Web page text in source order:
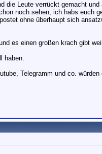
die Leute verrückt gemacht
noch sehen, ich habs euch
ohne überhaupt sich
es einen großen krach gibt
haben.
Telegramm und co.